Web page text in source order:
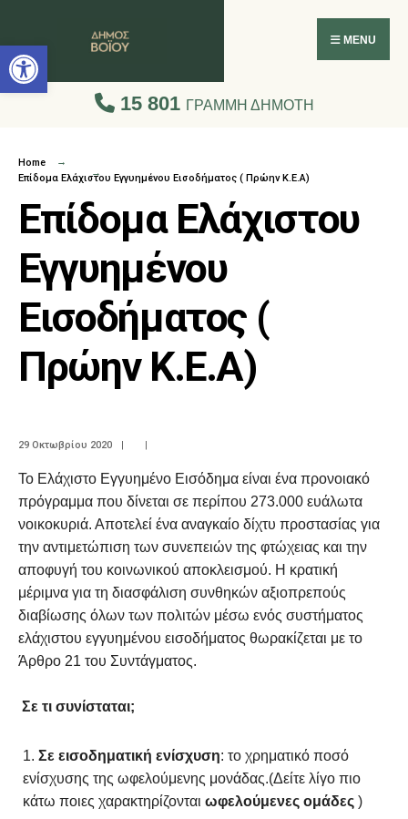
Ανοίξτε τη γραμμή εργαλείων
MENU
15 801 ΓΡΑΜΜΗ ΔΗΜΟΤΗ
Home
Επίδομα Ελάχιστου Εγγυημένου Εισοδήματος ( Πρώην Κ.Ε.Α)
Επίδομα Ελάχιστου
Εγγυημένου
Εισοδήματος (
Πρώην Κ.Ε.Α)
29 Οκτωβρίου 2020 | |
Το Ελάχιστο Εγγυημένο Εισόδημα είναι ένα προνοιακό
πρόγραμμα που δίνεται σε περίπου 273.000 ευάλωτα
νοικοκυριά. Αποτελεί ένα αναγκαίο δίχτυ προστασίας για
την αντιμετώπιση των συνεπειών της φτώχειας και την
αποφυγή του κοινωνικού αποκλεισμού. Η κρατική
μέριμνα για τη διασφάλιση συνθηκών αξιοπρεπούς
διαβίωσης όλων των πολιτών μέσω ενός συστήματος
ελάχιστου εγγυημένου εισοδήματος θωρακίζεται με το
Άρθρο 21 του Συντάγματος.
Σε τι συνίσταται;
Σε εισοδηματική ενίσχυση: το χρηματικό ποσό
ενίσχυσης της ωφελούμενης μονάδας.(Δείτε λίγο πιο
κάτω ποιες χαρακτηρίζονται ωφελούμενες ομάδες)